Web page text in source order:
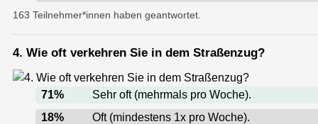
163 Teilnehmer*innen haben geantwortet.
4. Wie oft verkehren Sie in dem Straßenzug?
71%
Sehr oft (mehrmals pro Woche).
18%
Oft (mindestens 1x pro Woche).